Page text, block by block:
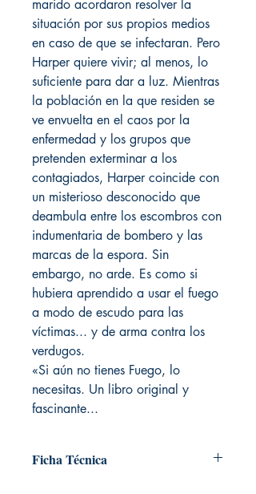
marido acordaron resolver la
situación por sus propios medios
en caso de que se infectaran. Pero
Harper quiere vivir; al menos, lo
suficiente para dar a luz. Mientras
la población en la que residen se
ve envuelta en el caos por la
enfermedad y los grupos que
pretenden exterminar a los
contagiados, Harper coincide con
un misterioso desconocido que
deambula entre los escombros con
indumentaria de bombero y las
marcas de la espora. Sin
embargo, no arde. Es como si
hubiera aprendido a usar el fuego
a modo de escudo para las
víctimas... y de arma contra los
verdugos.
«Si aún no tienes Fuego, lo
necesitas. Un libro original y
fascinante...
Ficha Técnica